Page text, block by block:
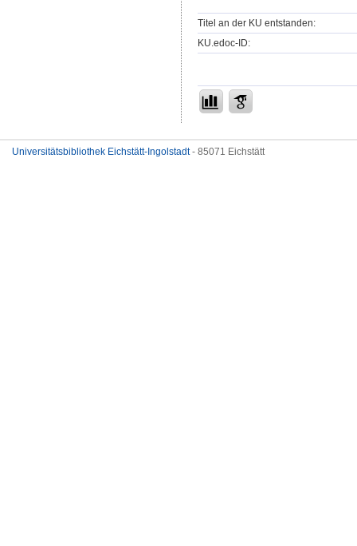
Titel an der KU entstanden:
KU.edoc-ID:
Universitätsbibliothek Eichstätt-Ingolstadt- 85071 Eichstätt